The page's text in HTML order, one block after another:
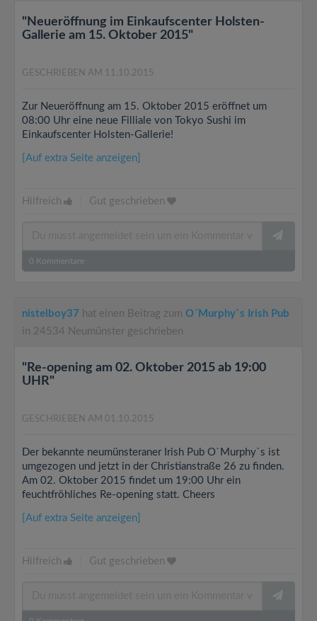
"Neueröffnung im Einkaufscenter Holsten-
Gallerie am 15. Oktober 2015"
GESCHRIEBEN AM 11.10.2015
Zur Neueröffnung am 15. Oktober 2015 eröffnet um
08:00 Uhr eine neue Filliale von Tokyo Sushi im
Einkaufscenter Holsten-Gallerie!
[Auf extra Seite anzeigen]
Hilfreich Gut geschrieben
0 Kommentare
nistelboy37 hat einen Beitrag zum O´Murphy`s Irish Pub
in 24534 Neumünster geschrieben
"Re-opening am 02. Oktober 2015 ab 19:00
UHR"
GESCHRIEBEN AM 01.10.2015
Der bekannte neumünsteraner Irish Pub O`Murphy`s ist
umgezogen und jetzt in der Christianstraße 26 zu finden.
Am 02. Oktober 2015 findet um 19:00 Uhr ein
feuchtfröhliches Re-opening statt. Cheers
[Auf extra Seite anzeigen]
Hilfreich Gut geschrieben